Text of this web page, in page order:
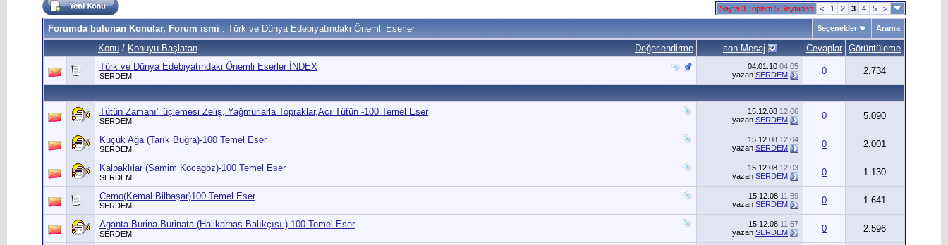
Sayfa 3 Toplam 5 Sayfadan < 1 2 3 4 5 >
Forumda bulunan Konular, Forum ismi : Türk ve Dünya Edebiyatındaki Önemli Eserler Seçenekler Arama
Değerlendirme
Konu / Konuyu Başlatan son Mesaj Cevaplar Görüntüleme
Türk ve Dünya Edebiyatındaki Önemli Eserler İNDEX
SERDEM
04.01.10 04:05
yazan SERDEM 0 2.734
Tütün Zamanı" üçlemesi Zeliş, Yağmurlarla Topraklar,Acı Tütün -100 Temel Eser
SERDEM
15.12.08 12:06
yazan SERDEM 0 5.090
Küçük Ağa (Tarık Buğra)-100 Temel Eser
SERDEM
15.12.08 12:04
yazan SERDEM 0 2.001
Kalpaklılar (Samim Kocagöz)-100 Temel Eser
SERDEM
15.12.08 12:03
yazan SERDEM 0 1.130
Cemo(Kemal Bilbaşar)100 Temel Eser
SERDEM
15.12.08 11:59
yazan SERDEM 0 1.641
Aganta Burina Burinata (Halikarnas Balıkçısı )-100 Temel Eser
SERDEM
15.12.08 11:57
yazan SERDEM 0 2.596